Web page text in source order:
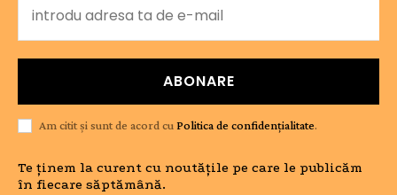
ABONARE
Am citit și sunt de acord cu Politica de confidențialitate.
Te ținem la curent cu noutățile pe care le publicăm
în fiecare săptămână.